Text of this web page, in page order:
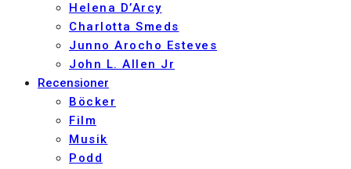
Helena D’Arcy
Charlotta Smeds
Junno Arocho Esteves
John L. Allen Jr
Recensioner
Böcker
Film
Musik
Podd